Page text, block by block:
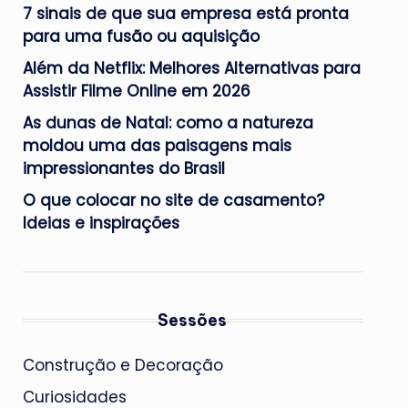
7 sinais de que sua empresa está pronta
para uma fusão ou aquisição
Além da Netflix: Melhores Alternativas para
Assistir Filme Online em 2026
As dunas de Natal: como a natureza
moldou uma das paisagens mais
impressionantes do Brasil
O que colocar no site de casamento?
Ideias e inspirações
Sessões
Construção e Decoração
Curiosidades